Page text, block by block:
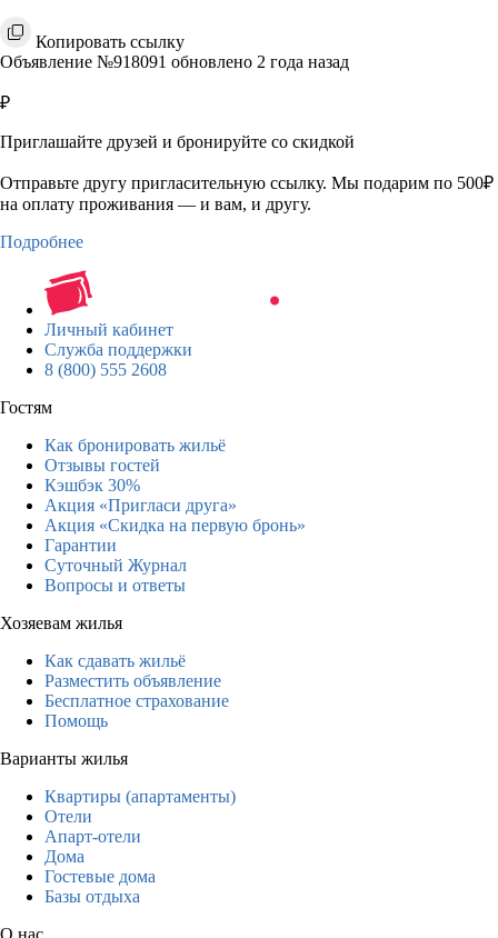
Копировать ссылку
Объявление №918091 обновлено 2 года назад
₽
Приглашайте друзей и бронируйте со скидкой
Отправьте другу пригласительную ссылку. Мы подарим по 500₽
на оплату проживания — и вам, и другу.
Подробнее
Личный кабинет
Служба поддержки
8 (800) 555 2608
Гостям
Как бронировать жильё
Отзывы гостей
Кэшбэк 30%
Акция «Пригласи друга»
Акция «Скидка на первую бронь»
Гарантии
Суточный Журнал
Вопросы и ответы
Хозяевам жилья
Как сдавать жильё
Разместить объявление
Бесплатное страхование
Помощь
Варианты жилья
Квартиры (апартаменты)
Отели
Апарт-отели
Дома
Гостевые дома
Базы отдыха
О нас